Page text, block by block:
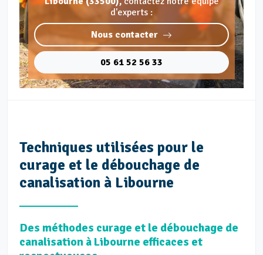
d'experts :
Nous contacter
05 61 52 56 33
Techniques utilisées pour le
curage et le débouchage de
canalisation à Libourne
Des méthodes curage et le débouchage de
canalisation à Libourne efficaces et